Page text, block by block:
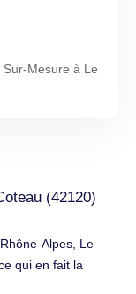
Mesure à Le
(42120)
Alpes, Le
qui en fait la